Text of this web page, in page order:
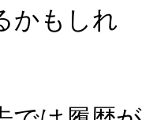
かもしれ